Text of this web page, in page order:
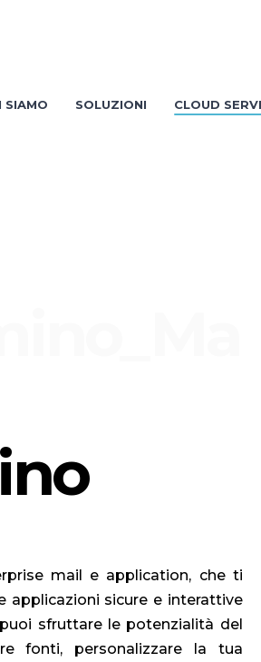
SIAMO SOLUZIONI CLOUD
mail e application, che ti
applicazioni sicure e interattive
sfruttare le potenzialità del
fonti, personalizzare la tua